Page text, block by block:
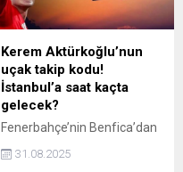
Kerem Aktürkoğlu’nun
uçak takip kodu!
İstanbul’a saat kaçta
gelecek?
Fenerbahçe’nin Benfica’dan
kadrosuna kattığı milli yıldız
Kerem Aktürkoğlu, bu
31.08.2025